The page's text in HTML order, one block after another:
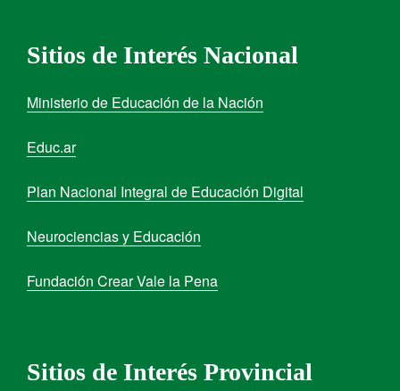
Sitios de Interés Nacional
Ministerio de Educación de la Nación
Educ.ar
Plan Nacional Integral de Educación Digital
Neurociencias y Educación
Fundación Crear Vale la Pena
Sitios de Interés Provincial